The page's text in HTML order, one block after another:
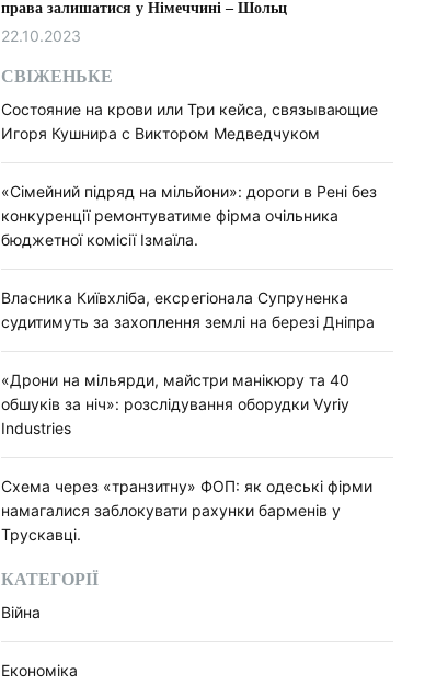
права залишатися у Німеччині – Шольц
22.10.2023
СВІЖЕНЬКЕ
Состояние на крови или Три кейса, связывающие
Игоря Кушнира с Виктором Медведчуком
«Сімейний підряд на мільйони»: дороги в Рені без
конкуренції ремонтуватиме фірма очільника
бюджетної комісії Ізмаїла.
Власника Київхліба, ексрегіонала Супруненка
судитимуть за захоплення землі на березі Дніпра
«Дрони на мільярди, майстри манікюру та 40
обшуків за ніч»: розслідування оборудки Vyriy
Industries
Схема через «транзитну» ФОП: як одеські фірми
намагалися заблокувати рахунки барменів у
Трускавці.
КАТЕГОРІЇ
Війна
Економіка